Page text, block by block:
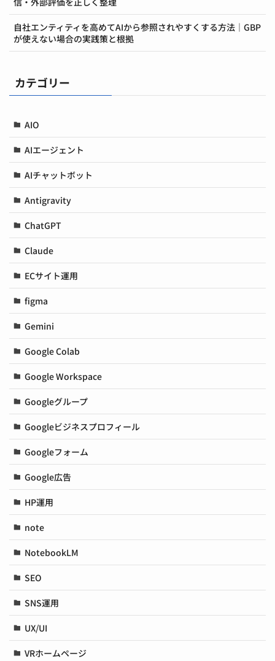
自社エンティティを高めてAIから参照されやすくする方法｜GBP
が使えない場合の実践策と根拠
カテゴリー
AIO
AIエージェント
AIチャットボット
Antigravity
ChatGPT
Claude
ECサイト運用
figma
Gemini
Google Colab
Google Workspace
Googleグループ
Googleビジネスプロフィール
Googleフォーム
Google広告
HP運用
note
NotebookLM
SEO
SNS運用
UX/UI
VRホームページ